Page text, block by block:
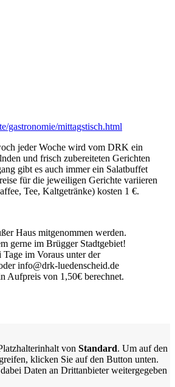
gastronomie/mittagstisch.html
jeder Woche wird vom DRK ein
und frisch zubereiteten Gerichten
gibt es auch immer ein Salatbuffet
für die jeweiligen Gerichte variieren
Tee, Kaltgetränke) kosten 1 €.
Haus mitgenommen werden.
gerne im Brügger Stadtgebiet!
im Voraus unter der
info@drk-luedenscheid.de
Aufpreis von 1,50€ berechnet.
von Standard. Um auf den
klicken Sie auf den Button unten.
Daten an Drittanbieter weitergegeben